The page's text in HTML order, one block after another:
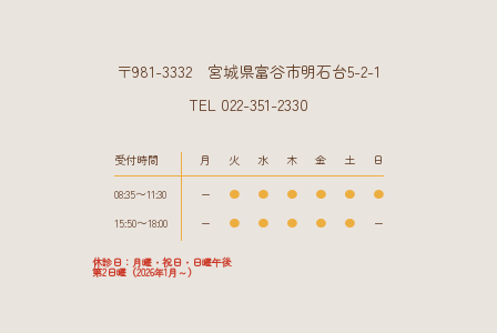
〒981-3332 宮城県富谷市明石台5-2-1
TEL 022-351-2330
受付時間 月 火 水 木 金 土 日
08:35〜11:30 ー ● ● ● ● ●
●
15:50〜18:00
ー ● ● ● ● ● ー
休診日：月曜・祝日・日曜午後
第2日曜（2026年1月～）